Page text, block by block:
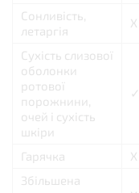
Сонливість,
летаргія
X
Сухість слизової
оболонки
ротової
порожнини,
очей і сухість
шкіри
✓
Гарячка X
Збільшена